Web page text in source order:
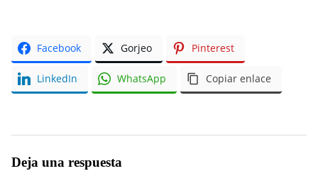
Facebook Gorjeo Pinterest
LinkedIn WhatsApp Copiar enlace
Deja una respuesta